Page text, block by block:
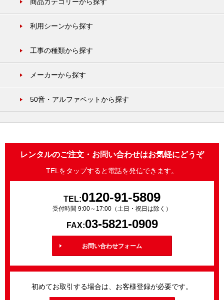
商品カテゴリーから探す
利用シーンから探す
工事の種類から探す
メーカーから探す
50音・アルファベットから探す
レンタルのご注文・お問い合わせはお気軽にどうぞ
TELをタップすると電話を発信できます。
TEL:0120-91-5809
受付時間 9:00～17:00（土日・祝日は除く）
FAX:03-5821-0909
お問い合わせフォーム
初めてお取引する場合は、お客様登録が必要です。